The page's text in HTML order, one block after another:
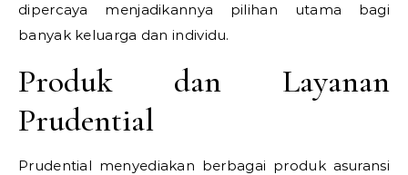
dipercaya menjadikannya pilihan utama bagi
banyak keluarga dan individu.
Produk dan Layanan
Prudential
Prudential menyediakan berbagai produk asuransi